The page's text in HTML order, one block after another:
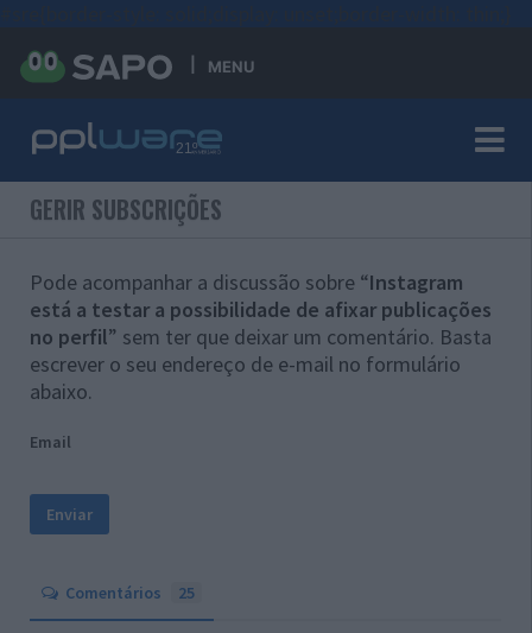
MENU
GERIR SUBSCRIÇÕES
Pode acompanhar a discussão sobre “Instagram
está a testar a possibilidade de afixar publicações
no perfil” sem ter que deixar um comentário. Basta
escrever o seu endereço de e-mail no formulário
abaixo.
Email
Comentários 25